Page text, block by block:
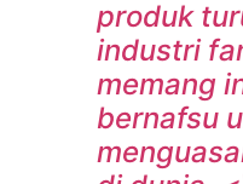
produk
industri
memang
bernafsu